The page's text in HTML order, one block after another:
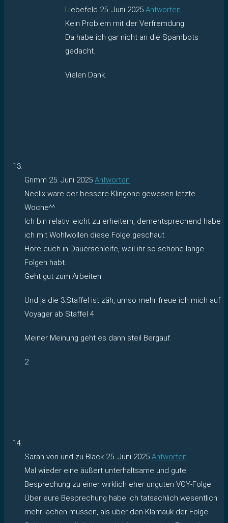
Liebefeld 25. Juni 2025 Antworten
Kein Problem mit der Verfremdung.
Da habe ich gar nicht an die Spambots
gedacht.
Vielen Dank.
Grimm 25. Juni 2025 Antworten
Neelix wäre der bessere Klingone gewesen letzte
Woche^^
Ich bin relativ leicht zu erheitern, dementsprechend habe
ich mit Wohlwollen diese Folge geschaut.
Höre euch in Dauerschleife, weil ihr so schöne lange
Folgen habt.
Geht gut zum Arbeiten.
Und ja die 3.Staffel ist zäh, umso mehr freue ich mich auf
Voyager ab Staffel 4.
Meiner Meinung geht es dann steil Bergauf.
2
Sarah von und zu Black 25. Juni 2025 Antworten
Mal wieder eine äußert unterhaltsame und gute
Besprechung zu einer wirklich eher unguten VOY-Folge.
Über eure Besprechung habe ich tatsächlich wesentlich
mehr lachen müssen, als über den Klamauk der Folge.